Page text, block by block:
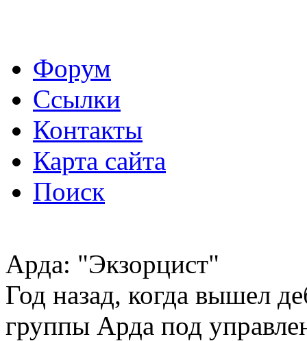
Форум
Ссылки
Контакты
Карта сайта
Поиск
Арда: "Экзорцист"
Год назад, когда вышел
группы Арда под